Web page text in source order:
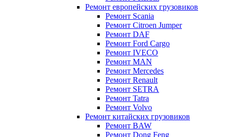
Ремонт европейских грузовиков
Ремонт Scania
Ремонт Citroen Jumper
Ремонт DAF
Ремонт Ford Cargo
Ремонт IVECO
Ремонт MAN
Ремонт Mercedes
Ремонт Renault
Ремонт SETRA
Ремонт Tatra
Ремонт Volvo
Ремонт китайских грузовиков
Ремонт BAW
Ремонт Dong Feng